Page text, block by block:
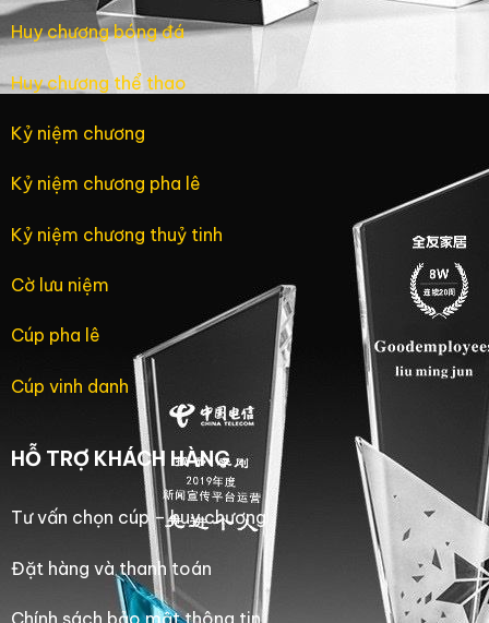
Huy chương bóng đá
Huy chương thể thao
Kỷ niệm chương
Kỷ niệm chương pha lê
Kỷ niệm chương thuỷ tinh
Cờ lưu niệm
Cúp pha lê
Cúp vinh danh
HỖ TRỢ KHÁCH HÀNG
Tư vấn chọn cúp – huy chương
Đặt hàng và thanh toán